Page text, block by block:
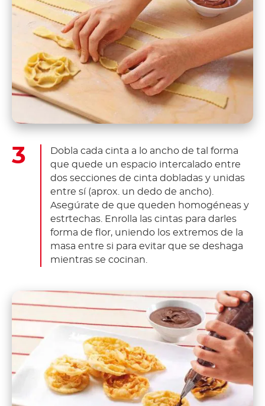
Dobla cada cinta a lo ancho de tal forma
que quede un espacio intercalado entre
dos secciones de cinta dobladas y unidas
entre sí (aprox. un dedo de ancho).
Asegúrate de que queden homogéneas y
estrtechas. Enrolla las cintas para darles
forma de flor, uniendo los extremos de la
masa entre si para evitar que se deshaga
mientras se cocinan.